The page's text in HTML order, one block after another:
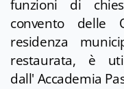
funzioni di
convento delle
residenza
restaurata, è
dall' Accademia